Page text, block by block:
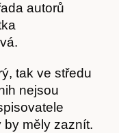
autorů
tak ve středu
nejsou
by měly zaznít.